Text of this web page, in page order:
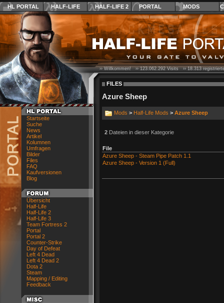
HL PORTAL HALF-LIFE HALF-LIFE 2 PORTAL MODS
Startseite
Suche
News
Artikel
Kolumnen
Umfragen
Bilder
Files
FAQ
Kaufversionen
Blog
Übersicht
Half-Life
Half-Life 2
Half-Life 3
Team Fortress 2
Portal
Portal 2
Counter-Strike
Day of Defeat
Left 4 Dead
Left 4 Dead 2
Dota 2
Steam
Mapping / Editing
Feedback
›› Willkommen! ››123.062.292Visits ››18.313
FILES
Azure Sheep
Mods > Half-Life Mods > Azure Sheep
2 Dateien in dieser Kategorie
File
Azure Sheep - Steam Pipe Patch 1.1
Azure Sheep - Version 1 (Full)